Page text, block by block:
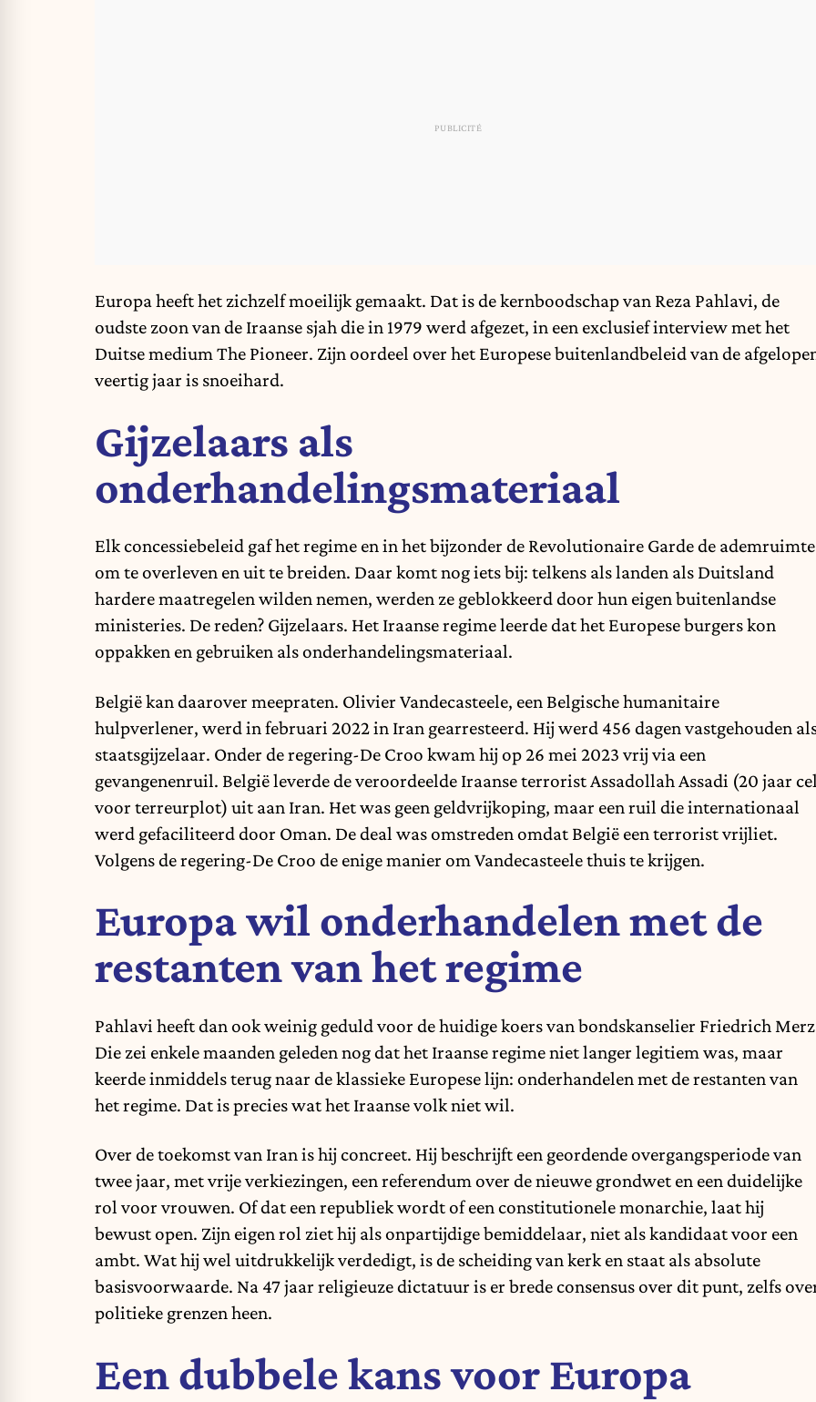
Europa heeft het zichzelf moeilijk gemaakt. Dat is de kernboodschap van Reza Pahlavi, de
oudste zoon van de Iraanse sjah die in 1979 werd afgezet, in een exclusief interview met het
Duitse medium The Pioneer. Zijn oordeel over het Europese buitenlandbeleid van de
veertig jaar is snoeihard.
Gijzelaars als
onderhandelingsmateriaal
Elk concessiebeleid gaf het regime en in het bijzonder de Revolutionaire Garde de ademruimte
om te overleven en uit te breiden. Daar komt nog iets bij: telkens als landen als Duitsland
hardere maatregelen wilden nemen, werden ze geblokkeerd door hun eigen buitenlandse
ministeries. De reden? Gijzelaars. Het Iraanse regime leerde dat het Europese burgers kon
oppakken en gebruiken als onderhandelingsmateriaal.
België kan daarover meepraten. Olivier Vandecasteele, een Belgische humanitaire
hulpverlener, werd in februari 2022 in Iran gearresteerd. Hij werd 456 dagen vastgehouden
staatsgijzelaar. Onder de regering-De Croo kwam hij op 26 mei 2023 vrij via een
gevangenenruil. België leverde de veroordeelde Iraanse terrorist Assadollah Assadi (20 jaar
voor terreurplot) uit aan Iran. Het was geen geldvrijkoping, maar een ruil die internationaal
werd gefaciliteerd door Oman. De deal was omstreden omdat België een terrorist vrijliet.
Volgens de regering-De Croo de enige manier om Vandecasteele thuis te krijgen.
Europa wil onderhandelen met de
restanten van het regime
Pahlavi heeft dan ook weinig geduld voor de huidige koers van bondskanselier Friedrich
Die zei enkele maanden geleden nog dat het Iraanse regime niet langer legitiem was, maar
keerde inmiddels terug naar de klassieke Europese lijn: onderhandelen met de restanten van
het regime. Dat is precies wat het Iraanse volk niet wil.
Over de toekomst van Iran is hij concreet. Hij beschrijft een geordende overgangsperiode van
twee jaar, met vrije verkiezingen, een referendum over de nieuwe grondwet en een duidelijke
rol voor vrouwen. Of dat een republiek wordt of een constitutionele monarchie, laat hij
bewust open. Zijn eigen rol ziet hij als onpartijdige bemiddelaar, niet als kandidaat voor een
ambt. Wat hij wel uitdrukkelijk verdedigt, is de scheiding van kerk en staat als absolute
basisvoorwaarde. Na 47 jaar religieuze dictatuur is er brede consensus over dit punt, zelfs
politieke grenzen heen.
Een dubbele kans voor Europa